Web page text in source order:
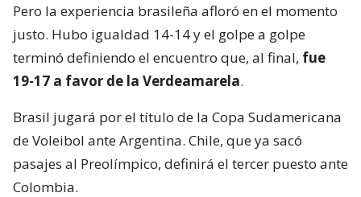
Pero la experiencia brasileña afloró en el momento
justo. Hubo igualdad 14-14 y el golpe a golpe
terminó definiendo el encuentro que, al final, fue
19-17 a favor de la Verdeamarela.
Brasil jugará por el título de la Copa Sudamericana
de Voleibol ante Argentina. Chile, que ya sacó
pasajes al Preolímpico, definirá el tercer puesto ante
Colombia.